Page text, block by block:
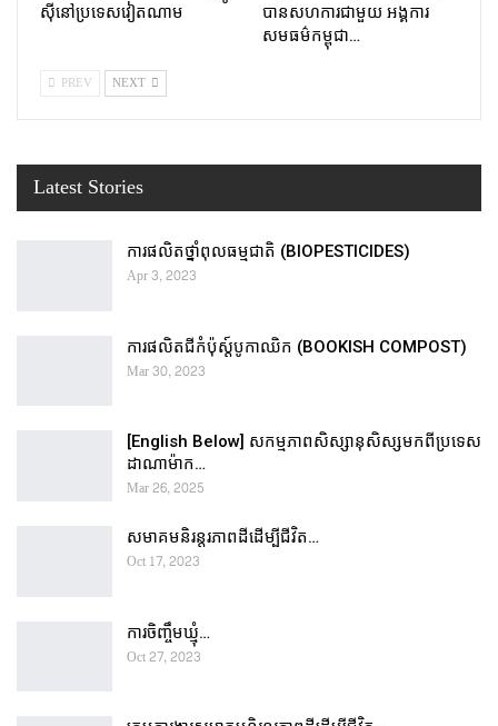
ស៊ីនៅប្រទេសវៀតណាម
បានសហការជាមួយ អង្គការ
សមធម៌កម្ពុជា…
PREV NEXT
Latest Stories
ការផលិតថ្នាំពុលធម្មជាតិ (BIOPESTICIDES)
Apr 3, 2023
ការផលិតជីកំប៉ុស្ដ៍បូកាឈិក (BOOKISH COMPOST)
Mar 30, 2023
[English Below] សកម្មភាពសិស្សានុសិស្សមកពីប្រទេស
ដាណាម៉ាក…
Mar 26, 2025
សមាគមនិរន្តរភាពដីដើម្បីជីវិត…
Oct 17, 2023
ការចិញ្ចឹមឃ្មុំ…
Oct 27, 2023